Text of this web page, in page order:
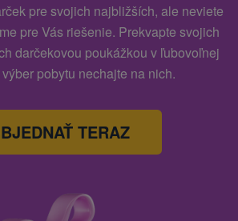
pre svojich najbližších, ale neviete
pre Vás riešenie. Prekvapte svojich
darčekovou poukážkou v ľubovoľnej
pobytu nechajte na nich.
TERAZ